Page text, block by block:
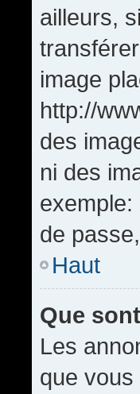
ailleurs,
image
http://
des
ni des
de
Haut
Que
Les
que